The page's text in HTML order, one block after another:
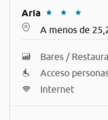
Aria
A menos de
Bares /
Acceso
Internet